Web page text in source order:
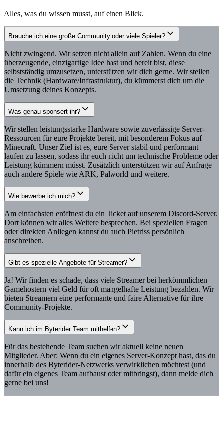
Alles, was du wissen musst, auf einen Blick.
Brauche ich eine große Community oder viele Spieler?
Nicht zwingend. Wir setzen nicht allein auf Zahlen. Wenn du eine
überzeugende, einzigartige Idee hast und bereit bist, diese
selbstständig umzusetzen, unterstützen wir dich gerne. Wir stellen
die Technik (Hardware/Infrastruktur), du kümmerst dich um die
Umsetzung deines Konzepts.
Was genau sponsert ihr?
Wir stellen leistungsstarke Hardware sowie zuverlässige Server-
Ressourcen für eure Projekte bereit, mit besonderem Fokus auf
Minecraft. Unser Ziel ist es, eure Server stabil und performant
laufen zu lassen, sodass ihr euch nicht um technische Probleme oder
Leistung kümmern müsst. Zusätzlich unterstützen wir auf Anfrage
auch andere Spiele wie ARK, Palworld und weitere.
Wie bewerbe ich mich?
Am einfachsten eröffnest du ein Ticket auf unserem Discord-Server.
Dort können wir alles Weitere besprechen. Bei speziellen Fragen
oder direkten Anliegen kannst du auch Pietriss persönlich
anschreiben.
Gibt es spezielle Angebote für Streamer?
Ja! Wir finden es schade, dass viele Streamer bei herkömmlichen
Gamehostern viel Geld für oft mangelhafte Leistung bezahlen. Wir
bieten Streamern eine performante und faire Alternative für ihre
Community-Projekte.
Kann ich im Byterider Team mithelfen?
Für das bestehende Team suchen wir aktuell keine neuen
Mitglieder. Aber: Wenn du ein eigenes Server-Konzept hast, das du
innerhalb des Byterider-Netzwerks verwirklichen möchtest (und
dafür ein eigenes Team aufbaust oder mitbringst), dann melde dich
gerne bei uns!